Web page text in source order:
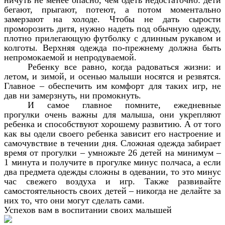
бегают, прыгают, потеют, а потом моментально
замерзают на холоде. Чтобы не дать сырости
проморозить дитя, нужно надеть под обычную одежду,
плотно прилегающую футболку с длинным рукавом и
колготы. Верхняя одежда по-прежнему должна быть
непромокаемой и непродуваемой.
Ребенку все равно, когда радоваться жизни: и
летом, и зимой, и осенью малыши носятся и резвятся.
Главное – обеспечить им комфорт для таких игр, не
дав ни замерзнуть, ни промокнуть.
И самое главное помните, ежедневные
прогулки очень важны для малыша, они укрепляют
ребенка и способствуют хорошему развитию. А от того
как вы одели своего ребенка зависит его настроение и
самочувствие в течении дня. Сложная одежда забирает
время от прогулки – умножьте 26 детей на минимум –
1 минута и получите в прогулке минус полчаса, а если
два предмета одежды сложны в одевании, то это минус
час свежего воздуха и игр. Также развивайте
самостоятельность своих детей – никогда не делайте за
них то, что они могут сделать сами.
Успехов вам в воспитании своих малышей